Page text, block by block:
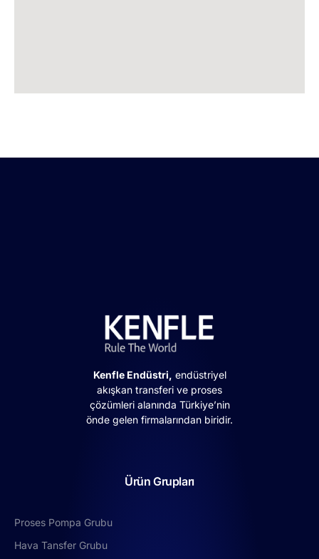
Kenfle Endüstri, endüstriyel
akışkan transferi ve proses
çözümleri alanında Türkiye’nin
önde gelen firmalarından biridir.
Ürün Grupları
Proses Pompa Grubu
Hava Tansfer Grubu